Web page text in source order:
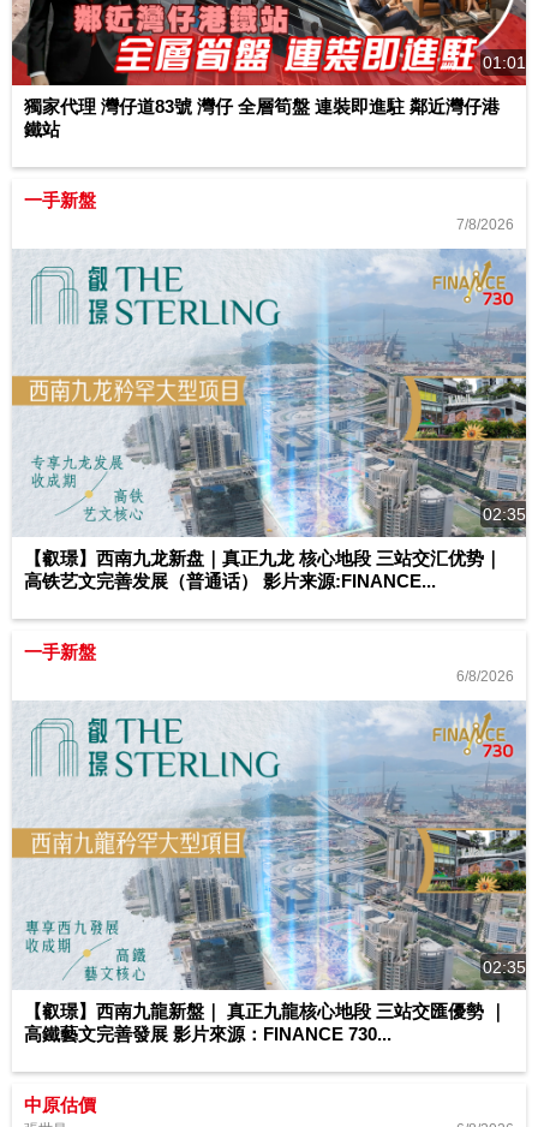
01:01
獨家代理 灣仔道83號 灣仔 全層筍盤 連裝即進駐 鄰近灣仔港
鐵站
一手新盤
7/8/2026
02:35
【叡璟】西南九龙新盘｜真正九龙 核心地段 三站交汇优势｜
高铁艺文完善发展（普通话） 影片来源:FINANCE...
一手新盤
6/8/2026
02:35
【叡璟】西南九龍新盤｜ 真正九龍核心地段 三站交匯優勢 ｜
高鐵藝文完善發展 影片來源：FINANCE 730...
中原估價